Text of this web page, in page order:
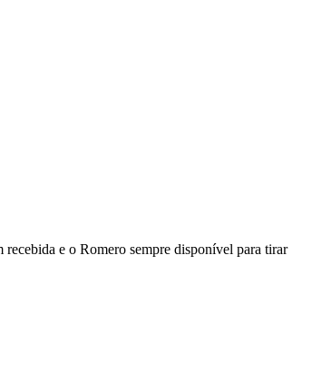
e o Romero sempre disponível para tirar